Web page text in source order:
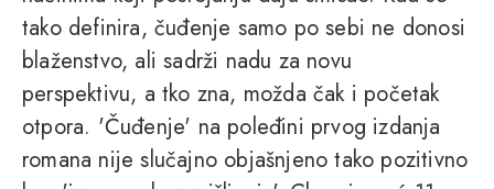
tako definira, čuđenje samo po sebi ne donosi
blaženstvo, ali sadrži nadu za novu
perspektivu, a tko zna, možda čak i početak
otpora. 'Čuđenje' na poleđini prvog izdanja
romana nije slučajno objašnjeno tako pozitivno